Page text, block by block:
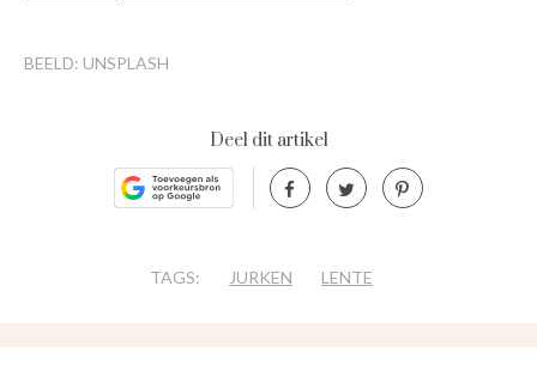
BEELD: UNSPLASH
Deel dit artikel
TAGS: JURKEN LENTE